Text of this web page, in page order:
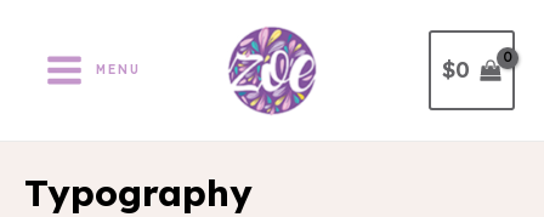
MENU $0
Typography